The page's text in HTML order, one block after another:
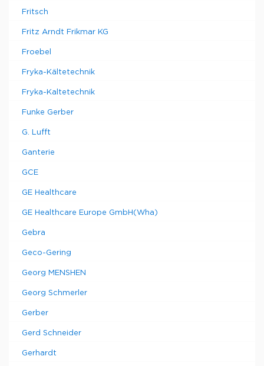
Fritsch
Fritz Arndt Frikmar KG
Froebel
Fryka-Kältetechnik
Fryka-Kaltetechnik
Funke Gerber
G. Lufft
Ganterie
GCE
GE Healthcare
GE Healthcare Europe GmbH(Wha)
Gebra
Geco-Gering
Georg MENSHEN
Georg Schmerler
Gerber
Gerd Schneider
Gerhardt